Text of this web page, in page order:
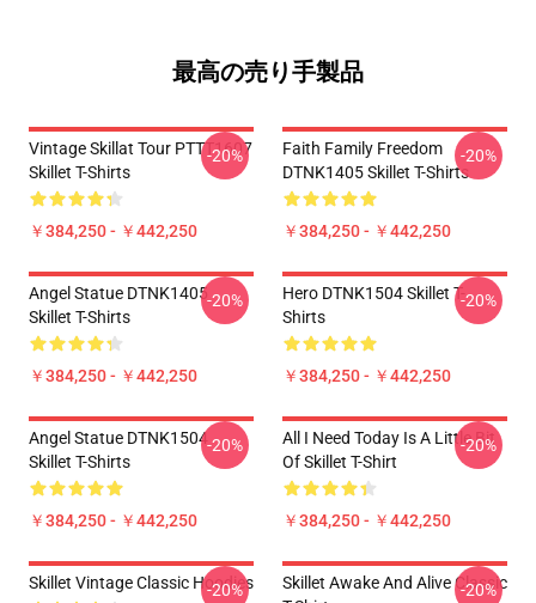
最高の売り手製品
Vintage Skillat Tour PTTT1607
Skillet T-Shirts
￥384,250 - ￥442,250
-20%
Faith Family Freedom
DTNK1405 Skillet T-Shirts
￥384,250 - ￥442,250
-20%
Angel Statue DTNK1405
Skillet T-Shirts
￥384,250 - ￥442,250
-20%
Hero DTNK1504 Skillet T-
Shirts
￥384,250 - ￥442,250
-20%
Angel Statue DTNK1504
Skillet T-Shirts
￥384,250 - ￥442,250
-20%
All I Need Today Is A Little Bit
Of Skillet T-Shirt
￥384,250 - ￥442,250
-20%
Skillet Vintage Classic Hoodies
-20%
Skillet Awake And Alive Classic
-20%